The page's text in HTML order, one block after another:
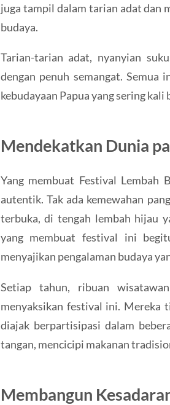
juga tampil dalam tarian adat dan
budaya.
Tarian-tarian adat, nyanyian
dengan penuh semangat. Semua
kebudayaan Papua yang sering
Mendekatkan Dunia
Yang membuat Festival Lembah
autentik. Tak ada kemewahan
terbuka, di tengah lembah hijau
yang membuat festival ini
menyajikan pengalaman budaya
Setiap tahun, ribuan
menyaksikan festival ini. Mereka
diajak berpartisipasi dalam
tangan, mencicipi makanan
Membangun